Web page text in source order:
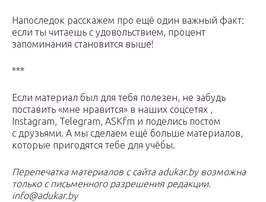
Напоследок расскажем про ещё один важный факт:
если ты читаешь с удовольствием, процент
запоминания становится выше!
***
Если материал был для тебя полезен, не забудь
поставить «мне нравится» в наших соцсетях ,
Instagram, Telegram, ASKfm и поделись постом
с друзьями. А мы сделаем ещё больше материалов,
которые пригодятся тебе для учёбы.
Перепечатка материалов с сайта adukar.by возможна
только с письменного разрешения редакции.
info@adukar.by